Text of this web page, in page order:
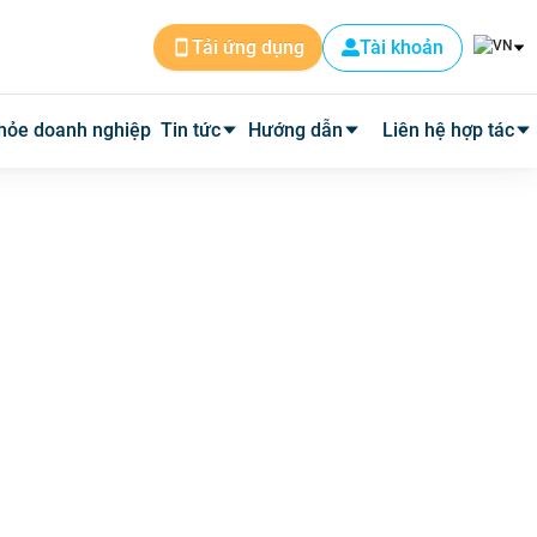
Tải ứng dụng Tài khoản
doanh nghiệp Tin tức Hướng dẫn Liên hệ hợp tác